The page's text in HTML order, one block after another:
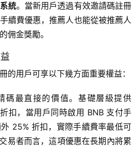
統。當新用戶透過有效邀請碼註冊
續費優惠，推薦人也能從被推薦人
佣金獎勵。
的用戶可享以下幾方面重要權益：
碼最直接的價值。基礎層級提供
扣，當用戶同時啟用 BNB 支付手
25% 折扣，實際手續費率最低可
易者而言，這項優惠在長期內將累